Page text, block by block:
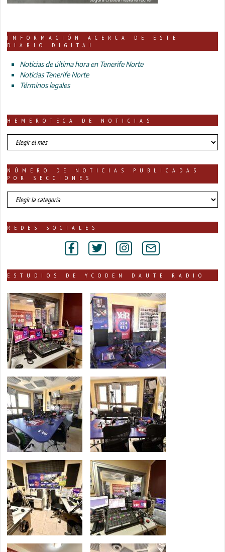
INFORMACIÓN ACERCA DE ESTE
DIARIO DIGITAL
Noticias de última hora en Tenerife Norte
Noticias Tenerife Norte
Términos legales
HEMEROTECA DE NOTICIAS
HEMEROTECA
DE
NÚMERO DE NOTICIAS PUBLICADAS
POR SECCIONES
número
de
publicadas
REDES SOCIALES
ESTUDIOS DE YCODEN DAUTE RADIO